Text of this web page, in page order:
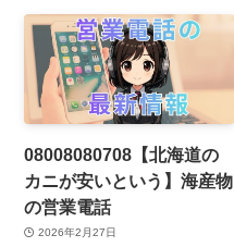
08008080708【北海道の
カニが安いという】海産物
の営業電話
2026年2月27日